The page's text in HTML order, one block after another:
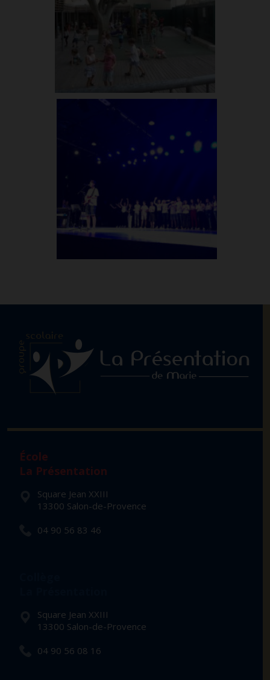
École
La Présentation
Square Jean XXIII
13300 Salon-de-Provence
04 90 56 83 46
Square Jean XXIII
13300 Salon-de-Provence
04 90 56 08 16